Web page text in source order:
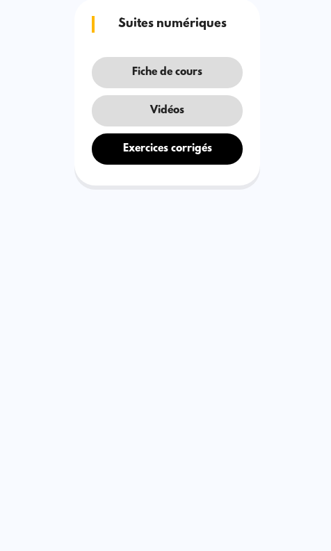
Suites numériques
Fiche de cours
Vidéos
Exercices corrigés